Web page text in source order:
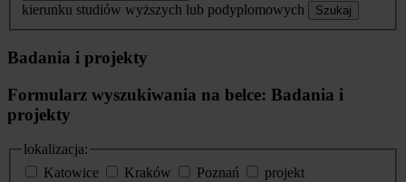
kierunku studiów wyższych lub podyplomowych
Szukaj
Badania i projekty
Formularz wyszukiwania na belce: Badania i
projekty
lokalizacja:
Katowice
Kraków Poznań
projekt